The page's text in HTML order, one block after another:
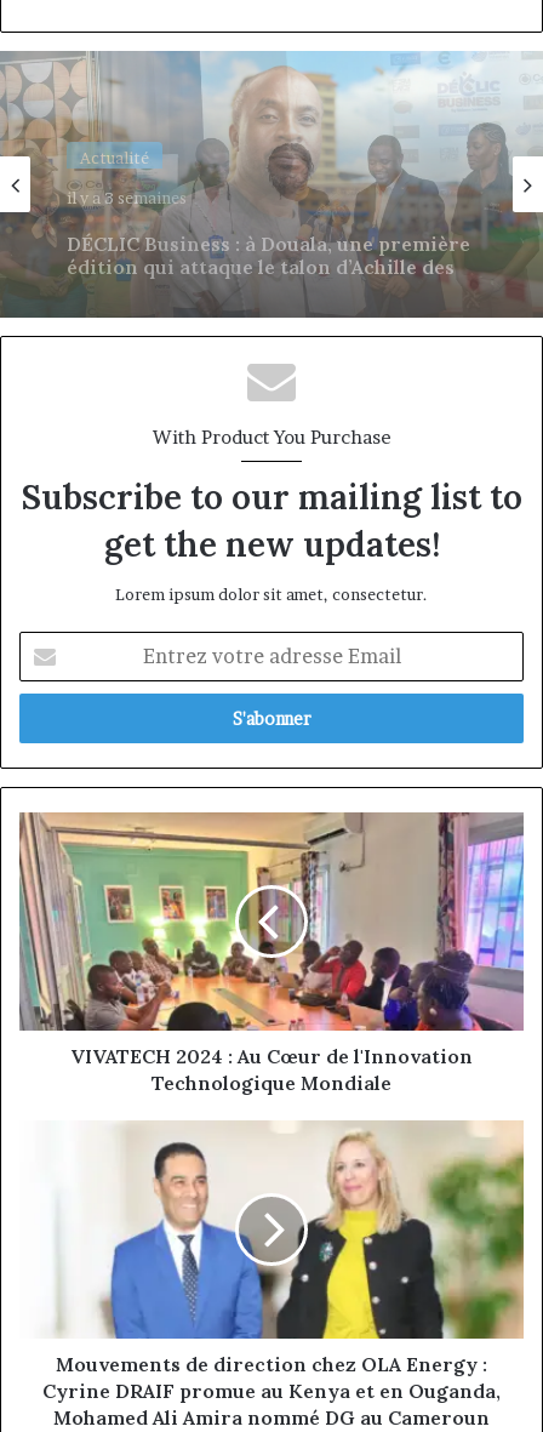
Actualité
il y a 3 semaines
Afriland à Bangui : derrière une
succursale, l’émergence d’une banque-
corridor
With Product You Purchase
Subscribe to our mailing list to
get the new updates!
Lorem ipsum dolor sit amet, consectetur.
votre
adresse
VIVATECH
2024
:
Au
Cœur
de
l'Innovation
Technologique
Mondiale
VIVATECH 2024 : Au Cœur de l'Innovation
Technologique Mondiale
DRAIF
promue
Kenya
Mouvements de direction chez OLA Energy :
Cyrine DRAIF promue au Kenya et en Ouganda,
Mohamed Ali Amira nommé DG au Cameroun